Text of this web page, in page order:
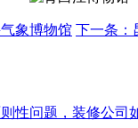
象博物馆 下一条：